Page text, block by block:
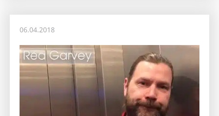
06.04.2018